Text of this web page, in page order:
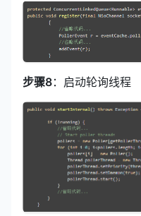
步骤8：启动轮询线程